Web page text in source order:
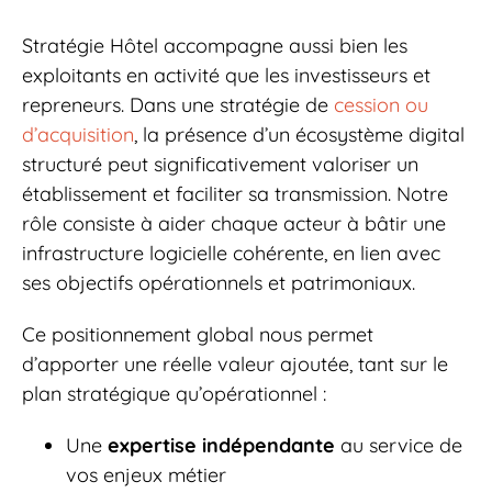
Stratégie Hôtel accompagne aussi bien les
exploitants en activité que les investisseurs et
repreneurs. Dans une stratégie de cession ou
d’acquisition, la présence d’un écosystème digital
structuré peut significativement valoriser un
établissement et faciliter sa transmission. Notre
rôle consiste à aider chaque acteur à bâtir une
infrastructure logicielle cohérente, en lien avec
ses objectifs opérationnels et patrimoniaux.
Ce positionnement global nous permet
d’apporter une réelle valeur ajoutée, tant sur le
plan stratégique qu’opérationnel :
Une expertise indépendante au service de
vos enjeux métier